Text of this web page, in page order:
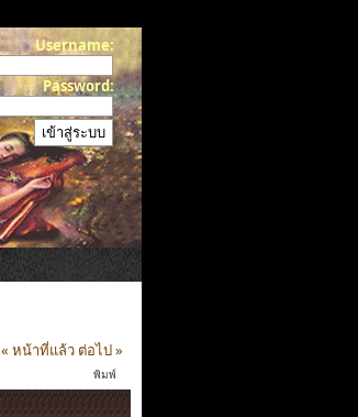
Username:
Password:
« หน้าที่แล้ว ต่อไป »
พิมพ์